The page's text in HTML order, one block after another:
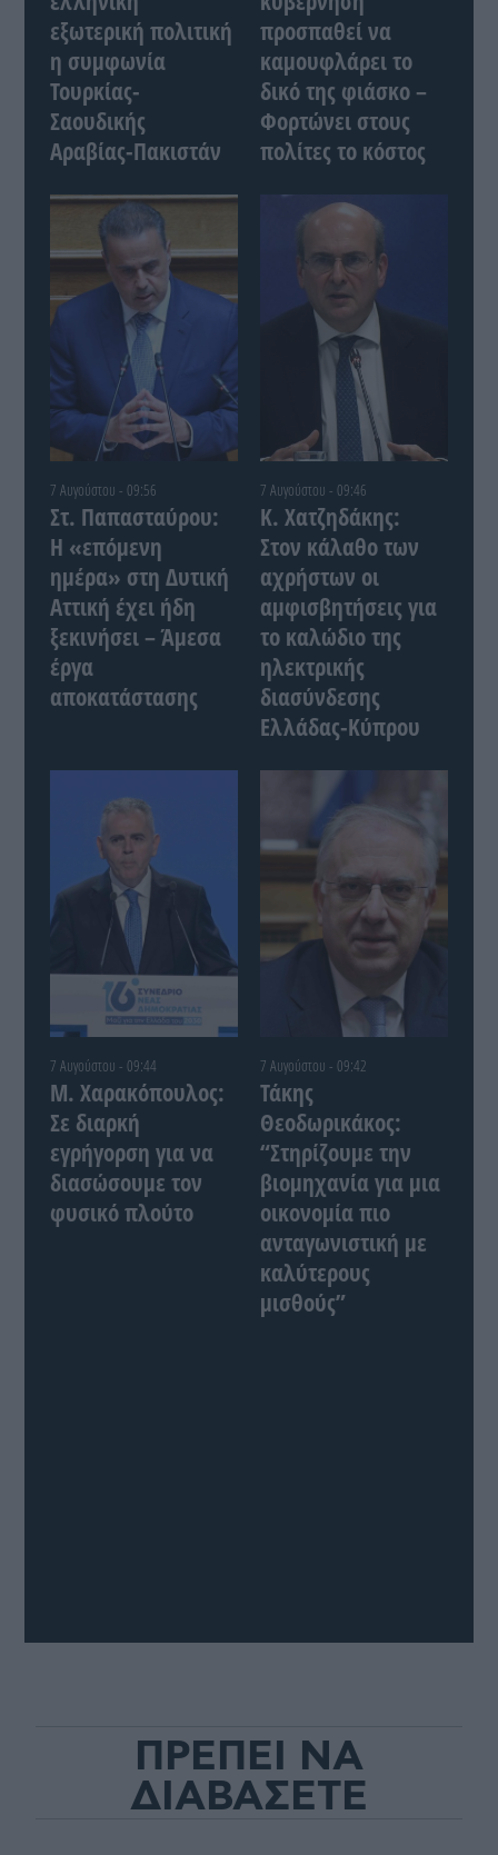
εξωτερική πολιτική
η συμφωνία
Τουρκίας-
Σαουδικής
Αραβίας-Πακιστάν
προσπαθεί να
καμουφλάρει το
δικό της φιάσκο –
Φορτώνει στους
πολίτες το κόστος
7 Αυγούστου - 09:56
Στ. Παπασταύρου:
Η «επόμενη
ημέρα» στη Δυτική
Αττική έχει ήδη
ξεκινήσει – Άμεσα
έργα
αποκατάστασης
7 Αυγούστου - 09:46
Κ. Χατζηδάκης:
Στον κάλαθο των
αχρήστων οι
αμφισβητήσεις για
το καλώδιο της
ηλεκτρικής
διασύνδεσης
Ελλάδας-Κύπρου
7 Αυγούστου - 09:44
Μ. Χαρακόπουλος:
Σε διαρκή
εγρήγορση για να
διασώσουμε τον
φυσικό πλούτο
7 Αυγούστου - 09:42
Τάκης
Θεοδωρικάκος:
“Στηρίζουμε την
βιομηχανία για μια
οικονομία πιο
ανταγωνιστική με
καλύτερους
μισθούς”
ΠΡΕΠΕΙ ΝΑ
ΔΙΑΒΑΣΕΤΕ